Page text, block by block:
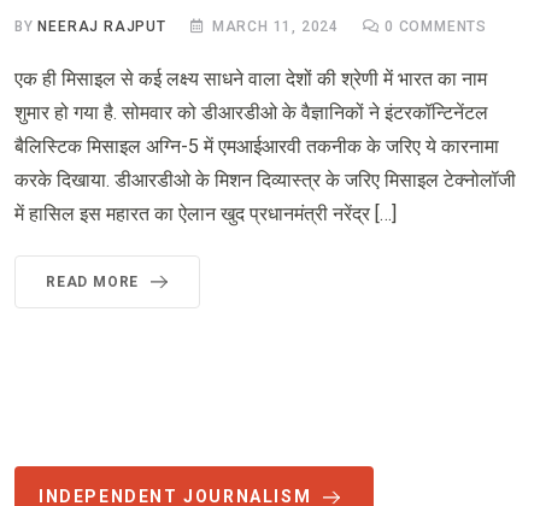
BY NEERAJ RAJPUT MARCH 11, 2024 0 COMMENTS
एक ही मिसाइल से कई लक्ष्य साधने वाला देशों की श्रेणी में भारत का नाम
शुमार हो गया है. सोमवार को डीआरडीओ के वैज्ञानिकों ने इंटरकॉन्टिनेंटल
बैलिस्टिक मिसाइल अग्नि-5 में एमआईआरवी तकनीक के जरिए ये कारनामा
करके दिखाया. डीआरडीओ के मिशन दिव्यास्त्र के जरिए मिसाइल टेक्नोलॉजी
में हासिल इस महारत का ऐलान खुद प्रधानमंत्री नरेंद्र […]
READ MORE
INDEPENDENT JOURNALISM